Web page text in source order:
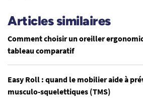
Articles similaires
Comment choisir un oreiller
tableau comparatif
Easy Roll : quand le mobilier aide à
musculo-squelettiques (TMS)